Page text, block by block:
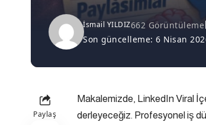
Son güncelleme: 6 Nisan
İsmail YILDIZ662 Görüntüleme
Paylaş
Makalemizde, LinkedIn Viral
derleyeceğiz. Profesyonel iş